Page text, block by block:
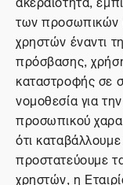
των προσωπικών
χρηστών έναντι
πρόσβασης,
καταστροφής σε
νομοθεσία για
προσωπικού
ότι
προστατεύουμε
χρηστών, η